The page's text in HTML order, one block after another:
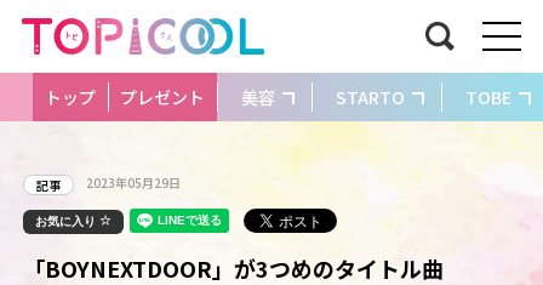
トップ プレゼント 美容 STARTO TOBE
記事 2023年05月29日
お気に入り
「BOYNEXTDOOR」が3つめのタイトル曲